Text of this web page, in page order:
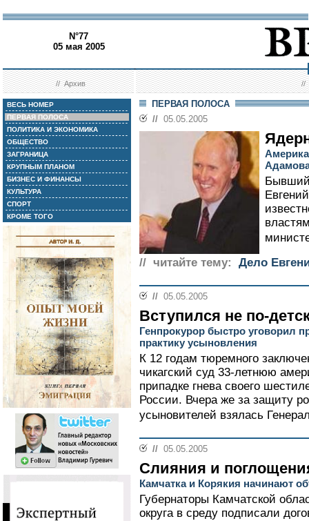
N°77
05 мая 2005
//Архив //
ВЕСЬ НОМЕР
ПЕРВАЯ ПОЛОСА
ПОЛИТИКА И ЭКОНОМИКА
ОБЩЕСТВО
ЗАГРАНИЦА
КРУПНЫМ ПЛАНОМ
БИЗНЕС И ФИНАНСЫ
КУЛЬТУРА
СПОРТ
КРОМЕ ТОГО
ПЕРВАЯ ПОЛОСА
// 05.05.2005
// читайте тему:
Дело
// 05.05.2005
Вступился не по-
Генпрокурор быстро уговорил
практику усыновления
К 12 годам тюремного
чикагский суд 33-летнюю
припадке гнева своего
России. Вчера же за защиту
усыновителей взялась
// 05.05.2005
Слияния и
Камчатка и Корякия начинают
Губернаторы Камчатской
округа в среду подписали